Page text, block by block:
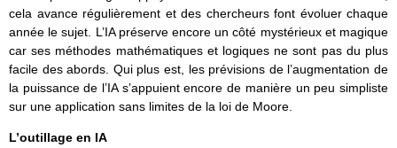
cela avance régulièrement et des chercheurs font évoluer chaque
année le sujet. L’IA préserve encore un côté mystérieux et magique
car ses méthodes mathématiques et logiques ne sont pas du plus
facile des abords. Qui plus est, les prévisions de l’augmentation de
la puissance de l’IA s’appuient encore de manière un peu simpliste
sur une application sans limites de la loi de Moore.
L’outillage en IA